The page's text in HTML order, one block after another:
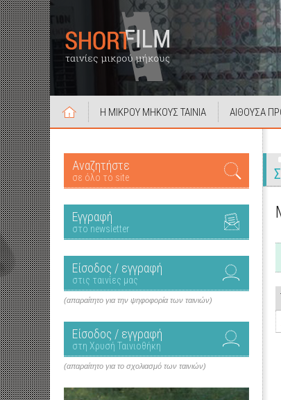
Η ΜΙΚΡΟΥ ΜΗΚΟΥΣ ΤΑΙΝΙΑ ΑΙΘΟΥΣΑ
Αναζητήστε
σε όλο το site
Εγγραφή
στο newsletter
Είσοδος / εγγραφή
στις ταινίες μας
(απαραίτητο για την ψηφοφορία των ταινιών)
Είσοδος / εγγραφή
στη Χρυσή Ταινιοθήκη
(απαραίτητο για το σχολιασμό των ταινιών)